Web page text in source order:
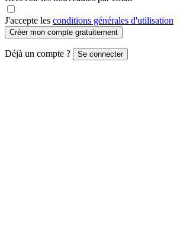
J'accepte les conditions générales d'utilisation
Créer mon compte gratuitement
Déjà un compte ? Se connecter